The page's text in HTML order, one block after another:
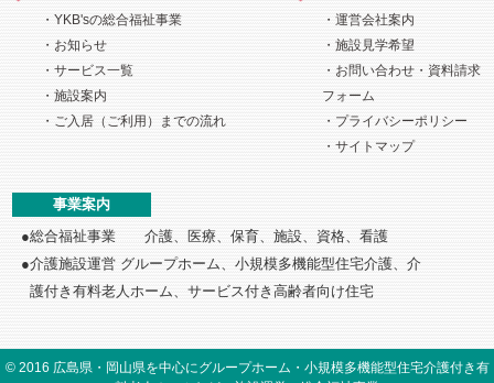
YKB'sの総合福祉事業
お知らせ
サービス一覧
施設案内
ご入居（ご利用）までの流れ
運営会社案内
施設見学希望
お問い合わせ・資料請求
フォーム
プライバシーポリシー
サイトマップ
事業案内
総合福祉事業 介護、医療、保育、施設、資格、看護
介護施設運営 グループホーム、小規模多機能型住宅介護、介
護付き 有料老人ホーム、サービス付き高齢者向け住宅
© 2016 広島県・岡山県を中心にグループホーム・小規模多機能型住宅介護付き有